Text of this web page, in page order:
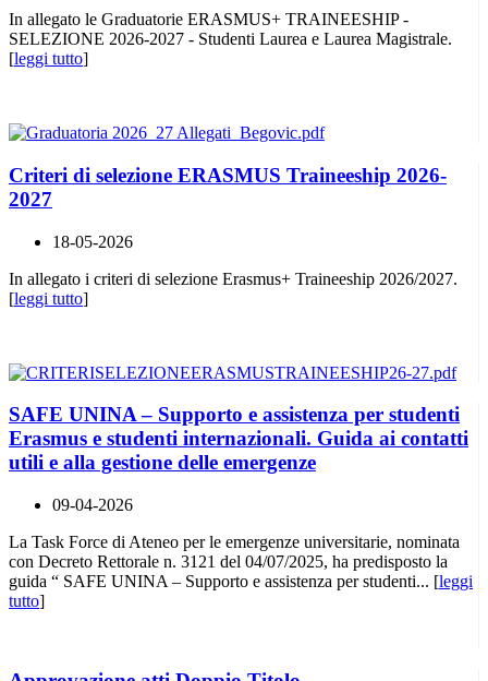
In allegato le Graduatorie ERASMUS+ TRAINEESHIP -
SELEZIONE 2026-2027 - Studenti Laurea e Laurea Magistrale.
[leggi tutto]
Criteri di selezione ERASMUS Traineeship 2026-
2027
18-05-2026
In allegato i criteri di selezione Erasmus+ Traineeship 2026/2027.
[leggi tutto]
SAFE UNINA – Supporto e assistenza per studenti
Erasmus e studenti internazionali. Guida ai contatti
utili e alla gestione delle emergenze
09-04-2026
La Task Force di Ateneo per le emergenze universitarie, nominata
con Decreto Rettorale n. 3121 del 04/07/2025, ha predisposto la
guida “ SAFE UNINA – Supporto e assistenza per studenti... [leggi
tutto]